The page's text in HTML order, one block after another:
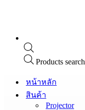
Products search
หน้าหลัก
สินค้า
Projector